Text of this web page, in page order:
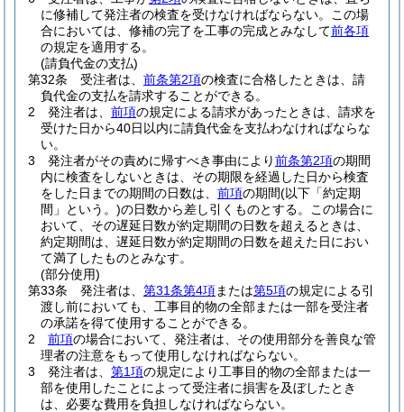
に修補して発注者の検査を受けなければならない。
この場
合においては、修補の完了を工事の完成とみなして前各項
の規定を適用する。
(請負代金の支払)
第32条
受注者は、 前条第2項の検査に合格したときは、請
負代金の支払を請求することができる。
2
発注者は、 前項の規定による請求があったときは、請求を
受けた日から40日以内に請負代金を支払わなければならな
い。
3
発注者がその責めに帰すべき事由により前条第2項の期間
内に検査をしないときは、その期限を経過した日から検査
をした日までの期間の日数は、 前項の期間(以下「約定期
間」という。)の日数から差し引くものとする。
この場合に
おいて、その遅延日数が約定期間の日数を超えるときは、
約定期間は、遅延日数が約定期間の日数を超えた日におい
て満了したものとみなす。
(部分使用)
第33条
発注者は、 第31条第4項または第5項の規定による引
渡し前においても、工事目的物の全部または一部を受注者
の承諾を得て使用することができる。
2
前項の場合において、発注者は、その使用部分を善良な管
理者の注意をもって使用しなければならない。
3
発注者は、 第1項の規定により工事目的物の全部または一
部を使用したことによって受注者に損害を及ぼしたとき
は、必要な費用を負担しなければならない。